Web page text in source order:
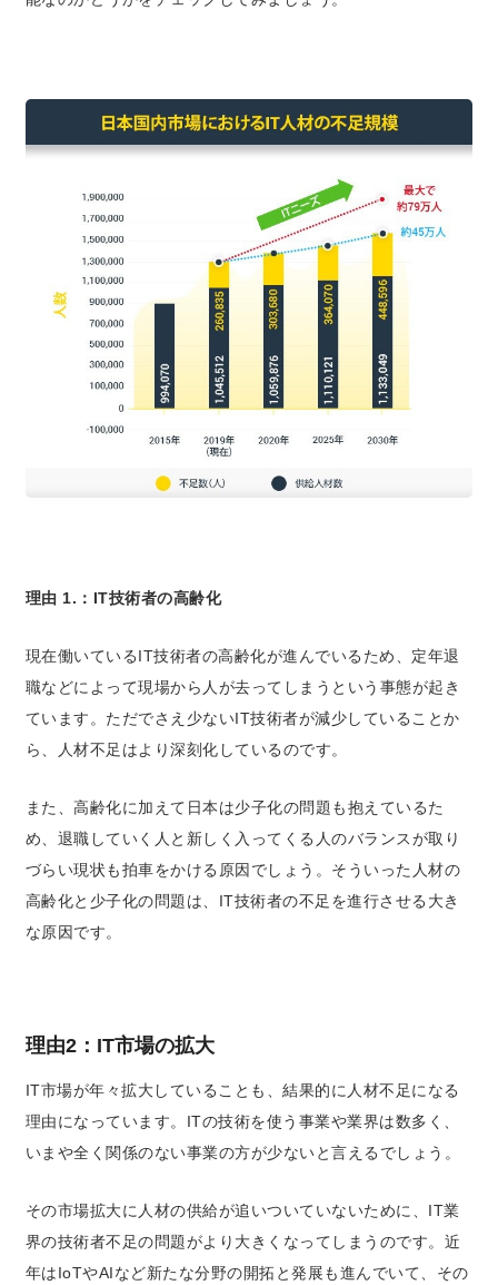
理由 1.：IT技術者の高齢化
現在働いているIT技術者の高齢化が進んでいるため、定年退
職などによって現場から人が去ってしまうという事態が起き
ています。 ただでさえ少ないIT技術者が減少していることか
ら、人材不足はより深刻化しているのです。
また、高齢化に加えて日本は少子化の問題も抱えているた
め、退職していく人と新しく入ってくる人のバランスが取り
づらい現状も拍車をかける原因でしょう。 そういった人材の
高齢化と少子化の問題は、IT技術者の不足を進行させる大き
な原因です。
理由2：IT市場の拡大
IT市場が年々拡大していることも、結果的に人材不足になる
理由になっています。 ITの技術を使う事業や業界は数多く、
いまや全く関係のない事業の方が少ないと言えるでしょう。
その市場拡大に人材の供給が追いついていないために、IT業
界の技術者不足の問題がより大きくなってしまうのです。 近
年はIoTやAIなど新たな分野の開拓と発展も進んでいて、その